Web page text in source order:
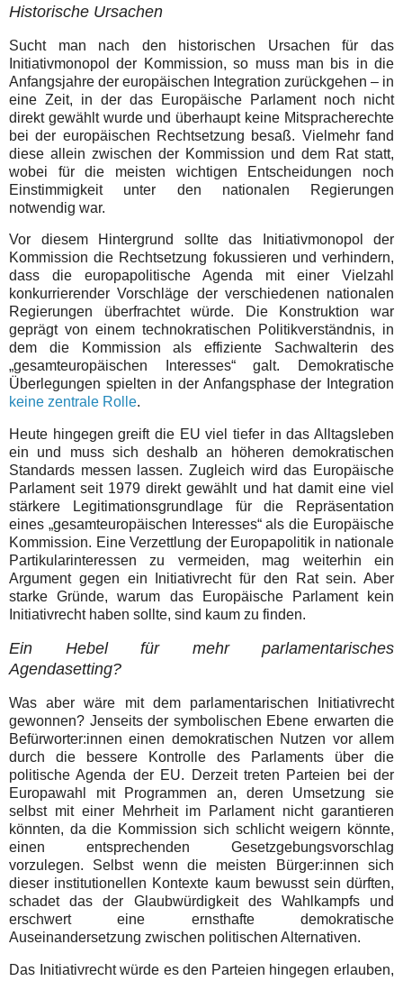
Historische Ursachen
Sucht man nach den historischen Ursachen für das
Initiativmonopol der Kommission, so muss man bis in die
Anfangsjahre der europäischen Integration zurückgehen – in
eine Zeit, in der das Europäische Parlament noch nicht
direkt gewählt wurde und überhaupt keine Mitspracherechte
bei der europäischen Rechtsetzung besaß. Vielmehr fand
diese allein zwischen der Kommission und dem Rat statt,
wobei für die meisten wichtigen Entscheidungen noch
Einstimmigkeit unter den nationalen Regierungen
notwendig war.
Vor diesem Hintergrund sollte das Initiativmonopol der
Kommission die Rechtsetzung fokussieren und verhindern,
dass die europapolitische Agenda mit einer Vielzahl
konkurrierender Vorschläge der verschiedenen nationalen
Regierungen überfrachtet würde. Die Konstruktion war
geprägt von einem technokratischen Politikverständnis, in
dem die Kommission als effiziente Sachwalterin des
„gesamteuropäischen Interesses“ galt. Demokratische
Überlegungen spielten in der Anfangsphase der Integration
keine zentrale Rolle.
Heute hingegen greift die EU viel tiefer in das Alltagsleben
ein und muss sich deshalb an höheren demokratischen
Standards messen lassen. Zugleich wird das Europäische
Parlament seit 1979 direkt gewählt und hat damit eine viel
stärkere Legitimationsgrundlage für die Repräsentation
eines „gesamteuropäischen Interesses“ als die Europäische
Kommission. Eine Verzettlung der Europapolitik in nationale
Partikularinteressen zu vermeiden, mag weiterhin ein
Argument gegen ein Initiativrecht für den Rat sein. Aber
starke Gründe, warum das Europäische Parlament kein
Initiativrecht haben sollte, sind kaum zu finden.
Ein Hebel für mehr parlamentarisches
Agendasetting?
Was aber wäre mit dem parlamentarischen Initiativrecht
gewonnen? Jenseits der symbolischen Ebene erwarten die
Befürworter:innen einen demokratischen Nutzen vor allem
durch die bessere Kontrolle des Parlaments über die
politische Agenda der EU. Derzeit treten Parteien bei der
Europawahl mit Programmen an, deren Umsetzung sie
selbst mit einer Mehrheit im Parlament nicht garantieren
könnten, da die Kommission sich schlicht weigern könnte,
einen entsprechenden Gesetzgebungsvorschlag
vorzulegen. Selbst wenn die meisten Bürger:innen sich
dieser institutionellen Kontexte kaum bewusst sein dürften,
schadet das der Glaubwürdigkeit des Wahlkampfs und
erschwert eine ernsthafte demokratische
Auseinandersetzung zwischen politischen Alternativen.
Das Initiativrecht würde es den Parteien hingegen erlauben,